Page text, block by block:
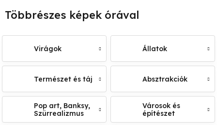
Többrészes képek órával
Virágok Állatok
Természet és táj Absztrakciók
Pop art, Banksy,
Szürrealizmus
Városok és
építészet